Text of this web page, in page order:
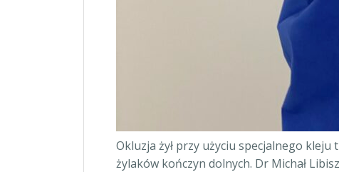
Okluzja żył przy użyciu specjalnego
żylaków kończyn dolnych. Dr Michał